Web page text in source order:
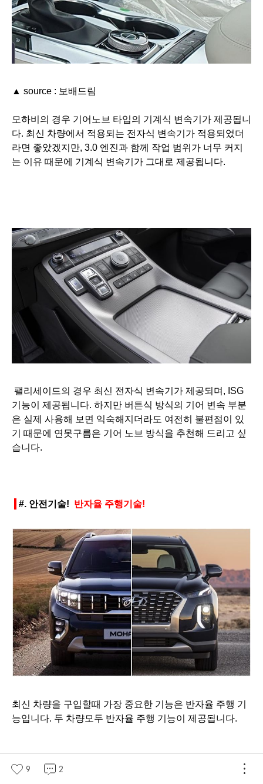
▲ source : 보배드림
모하비의 경우 기어노브 타입의 기계식 변속기가 제공됩니
다. 최신 차량에서 적용되는 전자식 변속기가 적용되었더
라면 좋았겠지만, 3.0 엔진과 함께 작업 범위가 너무 커지
는 이유 때문에 기계식 변속기가 그대로 제공됩니다.
팰리세이드의 경우 최신 전자식 변속기가 제공되며, ISG
기능이 제공됩니다. 하지만 버튼식 방식의 기어 변속 부분
은 실제 사용해 보면 익숙해지더라도 여전히 불편점이 있
기 때문에 연못구름은 기어 노브 방식을 추천해 드리고 싶
습니다.
#. 안전기술! 반자율 주행기술!
최신 차량을 구입할때 가장 중요한 기능은 반자율 주행 기
능입니다. 두 차량모두 반자율 주행 기능이 제공됩니다.
9 2